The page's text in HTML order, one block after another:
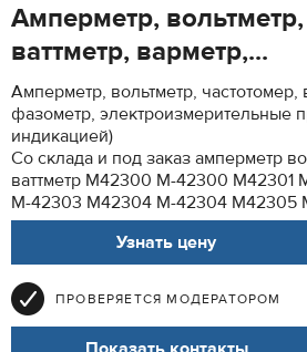
Амперметр,
ваттметр, варметр,...
Амперметр, вольтметр, частотомер,
фазометр, электроизмерительные
индикацией)
Со склада и под заказ амперметр
ваттметр M42300 М-42300 M42301
М-42303 M42304 М-42304 M42305
Узнать цену
ПРОВЕРЯЕТСЯ МОДЕРАТОРОМ